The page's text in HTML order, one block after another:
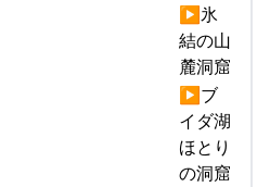
▶氷
結の山
麓洞窟
▶ブ
イダ湖
ほとり
の洞窟